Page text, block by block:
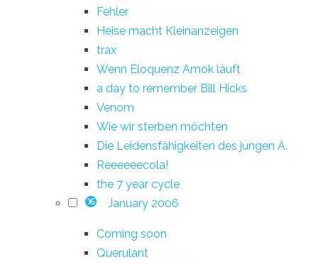
Fehler
Heise macht Kleinanzeigen
trax
Wenn Eloquenz Amok läuft
a day to remember Bill Hicks
Venom
Wie wir sterben möchten
Die Leidensfähigkeiten des jungen A.
Reeeeeecola!
the 7 year cycle
16 January 2006
Coming soon
Querulant